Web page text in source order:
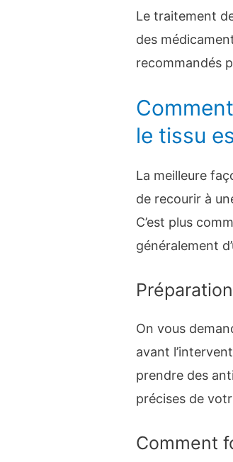
Le traitement
des
recommandés
le tissu
La meilleure
de recourir à
C’est plus
généralement
On vous
avant
prendre des
précises de
Comment